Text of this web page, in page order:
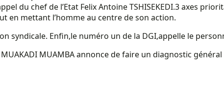
du chef de l’Etat Felix Antoine TSHISEKEDI.3 axes
en mettant l’homme au centre de son action.
syndicale. Enfin,le numéro un de la DGI,appelle le
MUAMBA annonce de faire un diagnostic